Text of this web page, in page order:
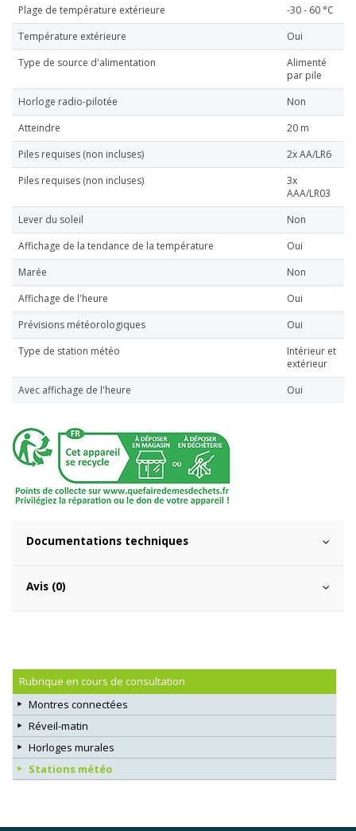
Plage de température extérieure
-30 - 60 °C
Température extérieure
Oui
Type de source d'alimentation
Alimenté
par pile
Horloge radio-pilotée
Non
Atteindre
20 m
Piles requises (non incluses)
2x AA/LR6
Piles requises (non incluses)
3x
AAA/LR03
Lever du soleil
Non
Affichage de la tendance de la température
Oui
Marée
Non
Affichage de l'heure
Oui
Prévisions météorologiques
Oui
Type de station météo
Intérieur et
extérieur
Avec affichage de l'heure
Oui
Documentations techniques
Avis (0)
Rubrique en cours de consultation
Montres connectées
Réveil-matin
Horloges murales
Stations météo